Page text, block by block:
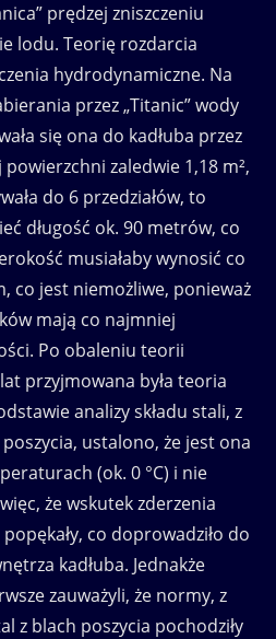
prędzej zniszczeniu
lodu. Teorię rozdarcia
hydrodynamiczne. Na
przez „Titanic” wody
się ona do kadłuba przez
powierzchni zaledwie 1,18 m²,
do 6 przedziałów, to
długość ok. 90 metrów, co
musiałaby wynosić co
co jest niemożliwe, ponieważ
mają co najmniej
Po obaleniu teorii
przyjmowana była teoria
analizy składu stali, z
ustalono, że jest ona
(ok. 0 °C) i nie
że wskutek zderzenia
co doprowadziło do
kadłuba. Jednakże
zauważyli, że normy, z
z blach poszycia pochodziły